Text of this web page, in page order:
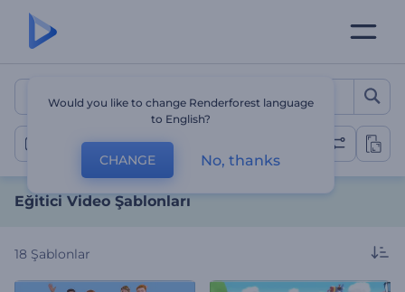
Eğitici Video Şablonları
Eğitici Videolar
Eğitici Video Şablonları
18 Şablonlar
Would you like to change Renderforest language
to English?
CHANGE No, thanks